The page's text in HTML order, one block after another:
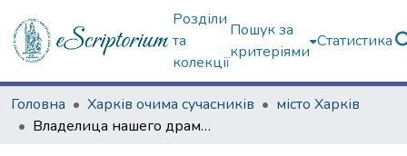
Розділи
та
колекції
Пошук за
критеріями
Статистика
Головна Харків очима сучасників
місто Харків
Владелица нашего драматического театра, А.Н. Дюкова, решилась на будущий сезон выступить в качестве антрепренерши, отклонив все предложения по эксплуатации театра, которые были ей сделаны различными предпринимателями